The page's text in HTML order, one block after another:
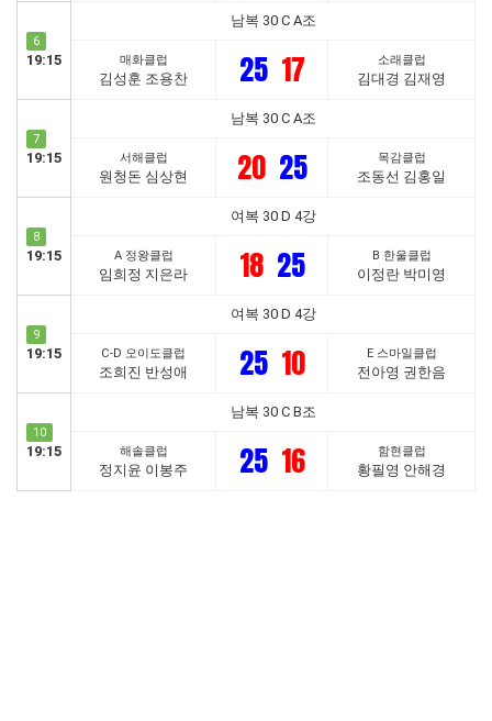
6
19:15
남복 30 C A조
매화클럽
김성훈 조용찬 25 17 소래클럽
김대경 김재영
7
19:15
남복 30 C A조
서해클럽
원청돈 심상현 20 25 목감클럽
조동선 김홍일
8
19:15
여복 30 D 4강
A 정왕클럽
임희정 지은라 18 25 B 한울클럽
이정란 박미영
9
19:15
여복 30 D 4강
C-D 오이도클럽
조희진 반성애 25 10 E 스마일클럽
전아영 권한음
10
19:15
남복 30 C B조
해솔클럽
정지윤 이봉주 25 16 함현클럽
황필영 안해경